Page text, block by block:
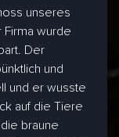
unseres
Firma wurde
Der
und
und er wusste
auf die Tiere
braune